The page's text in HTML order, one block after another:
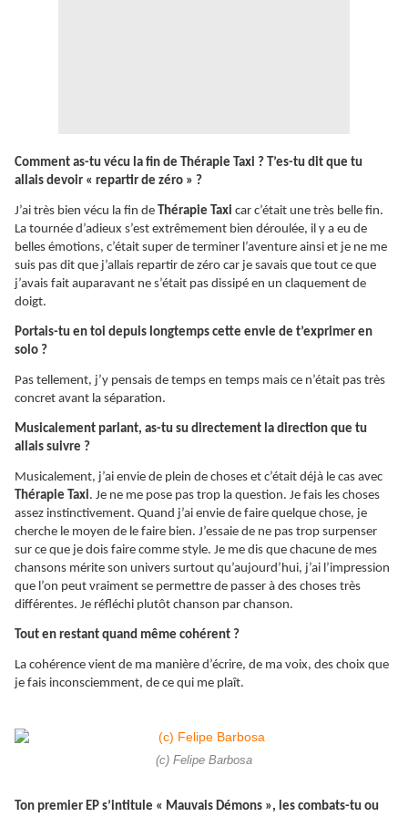
Comment as-tu vécu la fin de Thérapie Taxi ? T’es-tu dit que tu
allais devoir « repartir de zéro » ?
J’ai très bien vécu la fin de Thérapie Taxi car c’était une très belle fin.
La tournée d’adieux s’est extrêmement bien déroulée, il y a eu de
belles émotions, c’était super de terminer l’aventure ainsi et je ne me
suis pas dit que j’allais repartir de zéro car je savais que tout ce que
j’avais fait auparavant ne s’était pas dissipé en un claquement de
doigt.
Portais-tu en toi depuis longtemps cette envie de t’exprimer en
solo ?
Pas tellement, j’y pensais de temps en temps mais ce n’était pas très
concret avant la séparation.
Musicalement parlant, as-tu su directement la direction que tu
allais suivre ?
Musicalement, j’ai envie de plein de choses et c’était déjà le cas avec
Thérapie Taxi. Je ne me pose pas trop la question. Je fais les choses
assez instinctivement. Quand j’ai envie de faire quelque chose, je
cherche le moyen de le faire bien. J’essaie de ne pas trop surpenser
sur ce que je dois faire comme style. Je me dis que chacune de mes
chansons mérite son univers surtout qu’aujourd’hui, j’ai l’impression
que l’on peut vraiment se permettre de passer à des choses très
différentes. Je réfléchi plutôt chanson par chanson.
Tout en restant quand même cohérent ?
La cohérence vient de ma manière d’écrire, de ma voix, des choix que
je fais inconsciemment, de ce qui me plaît.
(c) Felipe Barbosa
Ton premier EP s’intitule « Mauvais Démons », les combats-tu ou